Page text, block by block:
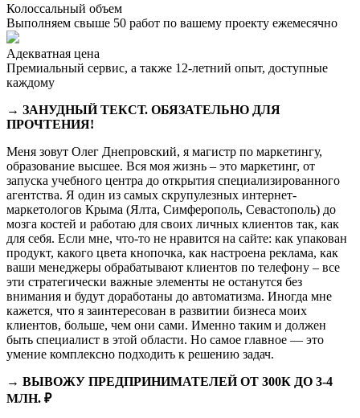
Колоссальный объем
Выполняем свыше 50 работ по вашему проекту ежемесячно
Адекватная цена
Премиальный сервис, а также 12-летний опыт, доступные
каждому
→ ЗАНУДНЫЙ ТЕКСТ. ОБЯЗАТЕЛЬНО ДЛЯ
ПРОЧТЕНИЯ!
Меня зовут Олег Днепровский, я магистр по маркетингу,
образование высшее. Вся моя жизнь – это маркетинг, от
запуска учебного центра до открытия специализированного
агентства. Я один из самых скрупулезных интернет-
маркетологов Крыма (Ялта, Симферополь, Севастополь) до
мозга костей и работаю для своих личных клиентов так, как
для себя. Если мне, что-то не нравится на сайте: как упакован
продукт, какого цвета кнопочка, как настроена реклама, как
ваши менеджеры обрабатывают клиентов по телефону – все
эти стратегически важные элементы не останутся без
внимания и будут доработаны до автоматизма. Иногда мне
кажется, что я заинтересован в развитии бизнеса моих
клиентов, больше, чем они сами. Именно таким и должен
быть специалист в этой области. Но самое главное — это
умение комплексно подходить к решению задач.
→ ВЫВОЖУ ПРЕДПРИНИМАТЕЛЕЙ ОТ 300К ДО 3-4
МЛН. ₽